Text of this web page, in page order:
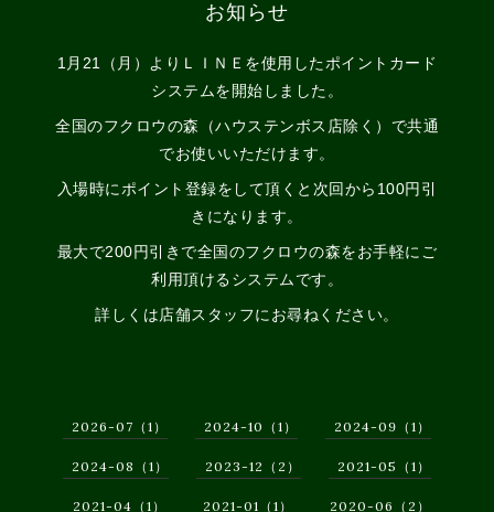
お知らせ
1月21（月）よりＬＩＮＥを使用したポイントカード
システムを開始しました。
全国のフクロウの森（ハウステンボス店除く）で共通
でお使いいただけます。
入場時にポイント登録をして頂くと次回から100円引
きになります。
最大で200円引きで全国のフクロウの森をお手軽にご
利用頂けるシステムです。
詳しくは店舗スタッフにお尋ねください。
2026-07（1） 2024-10（1） 2024-09（1）
2024-08（1） 2023-12（2） 2021-05（1）
2021-04（1） 2021-01（1） 2020-06（2）